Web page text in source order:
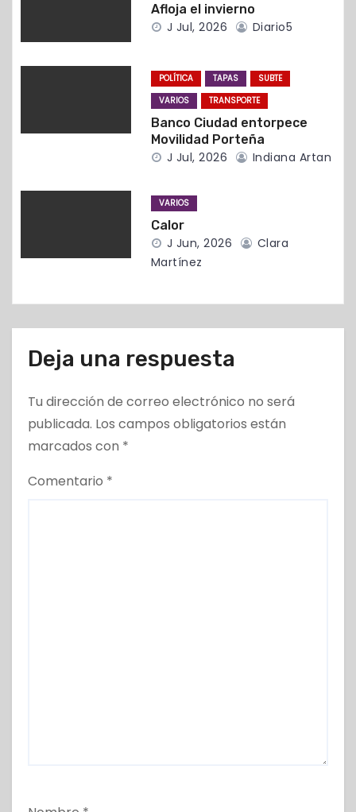
e
a
a
Afloja el invierno
J Jul, 2026 Diario5
POLÍTICA TAPAS
SUBTE
VARIOS
TRANSPORTE
Banco Ciudad entorpece
Movilidad Porteña
J Jul, 2026 Indiana Artan
VARIOS
Calor
J Jun, 2026
Clara
Martínez
Deja una respuesta
Tu dirección de correo electrónico no será
publicada. Los campos obligatorios están
marcados con *
Comentario *